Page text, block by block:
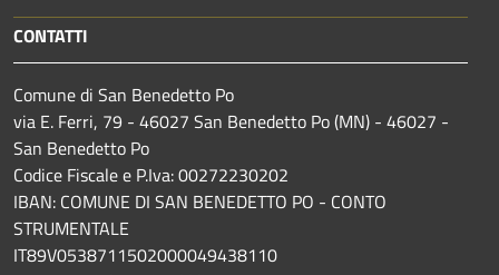
CONTATTI
Comune di San Benedetto Po
via E. Ferri, 79 - 46027 San Benedetto Po (MN) - 46027 -
San Benedetto Po
Codice Fiscale e P.Iva: 00272230202
IBAN: COMUNE DI SAN BENEDETTO PO - CONTO
STRUMENTALE
IT89V0538711502000049438110